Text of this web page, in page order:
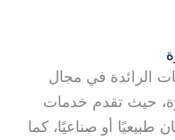
الرائدة في مجال
حيث تقدم خدمات
طبيعيًا أو صناعيًا، كما